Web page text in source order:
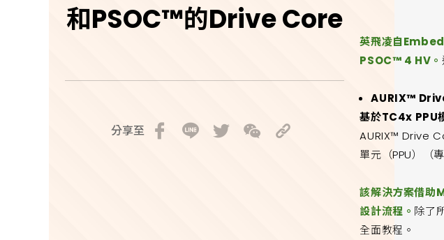
和PSOC™的Drive Core
分享至
英飛凌自
PSOC™ 4 HV。
AURIX™
基於TC4x PPU
AURIX™ Drive
單元（PPU）（
該解決方案借
設計流程。 除了
全面教程。